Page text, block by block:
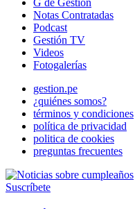
G de Gestión
Notas Contratadas
Podcast
Gestión TV
Videos
Fotogalerías
gestion.pe
¿quiénes somos?
términos y condiciones
política de privacidad
politica de cookies
preguntas frecuentes
Suscríbete